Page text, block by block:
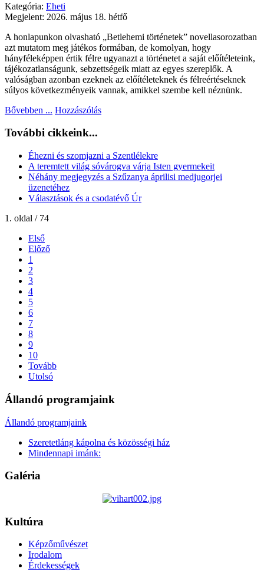
Kategória: Eheti
Megjelent: 2026. május 18. hétfő
A honlapunkon olvasható „Betlehemi történetek” novellasorozatban
azt mutatom meg játékos formában, de komolyan, hogy
hányféleképpen értik félre ugyanazt a történetet a saját előítéleteink,
tájékozatlanságunk, sebzettségeik miatt az egyes szereplők. A
valóságban azonban ezeknek az előítéleteknek és félreértéseknek
súlyos következményeik vannak, amikkel szembe kell néznünk.
Bővebben ... Hozzászólás
További cikkeink...
Éhezni és szomjazni a Szentlélekre
A teremtett világ sóvárogva várja Isten gyermekeit
Néhány megjegyzés a Szűzanya áprilisi medjugorjei
üzenetéhez
Választások és a csodatévő Úr
1. oldal / 74
Első
Előző
1
2
3
4
5
6
7
8
9
10
Tovább
Utolsó
Állandó programjaink
Állandó programjaink
Szeretetláng kápolna és közösségi ház
Mindennapi imánk:
Galéria
Kultúra
Képzőművészet
Irodalom
Érdekességek